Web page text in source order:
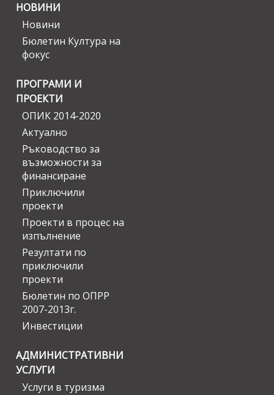
НОВИНИ
Новини
Бюлетин Култура на
фокус
ПРОГРАМИ И
ПРОЕКТИ
ОПИК 2014-2020
Актуално
Ръководство за
възможности за
финансиране
Приключили
проекти
Проекти в процес на
изпълнение
Резултати по
приключили
проекти
Бюлетин по ОПРР
2007-2013г.
Инвестиции
АДМИНИСТРАТИВНИ
УСЛУГИ
Услуги в туризма